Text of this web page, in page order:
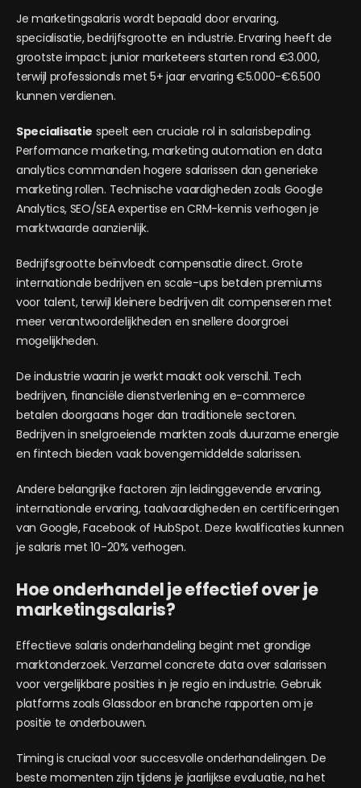
Je marketingsalaris wordt bepaald door ervaring,
specialisatie, bedrijfsgrootte en industrie. Ervaring heeft de
grootste impact: junior marketeers starten rond €3.000,
terwijl professionals met 5+ jaar ervaring €5.000-€6.500
kunnen verdienen.
Specialisatie speelt een cruciale rol in salarisbepaling.
Performance marketing, marketing automation en data
analytics commanden hogere salarissen dan generieke
marketing rollen. Technische vaardigheden zoals Google
Analytics, SEO/SEA expertise en CRM-kennis verhogen je
marktwaarde aanzienlijk.
Bedrijfsgrootte beïnvloedt compensatie direct. Grote
internationale bedrijven en scale-ups betalen premiums
voor talent, terwijl kleinere bedrijven dit compenseren met
meer verantwoordelijkheden en snellere doorgroei
mogelijkheden.
De industrie waarin je werkt maakt ook verschil. Tech
bedrijven, financiële dienstverlening en e-commerce
betalen doorgaans hoger dan traditionele sectoren.
Bedrijven in snelgroeiende markten zoals duurzame energie
en fintech bieden vaak bovengemiddelde salarissen.
Andere belangrijke factoren zijn leidinggevende ervaring,
internationale ervaring, taalvaardigheden en certificeringen
van Google, Facebook of HubSpot. Deze kwalificaties kunnen
je salaris met 10-20% verhogen.
Hoe onderhandel je effectief over je
marketingsalaris?
Effectieve salaris onderhandeling begint met grondige
marktonderzoek. Verzamel concrete data over salarissen
voor vergelijkbare posities in je regio en industrie. Gebruik
platforms zoals Glassdoor en branche rapporten om je
positie te onderbouwen.
Timing is cruciaal voor succesvolle onderhandelingen. De
beste momenten zijn tijdens je jaarlijkse evaluatie, na het